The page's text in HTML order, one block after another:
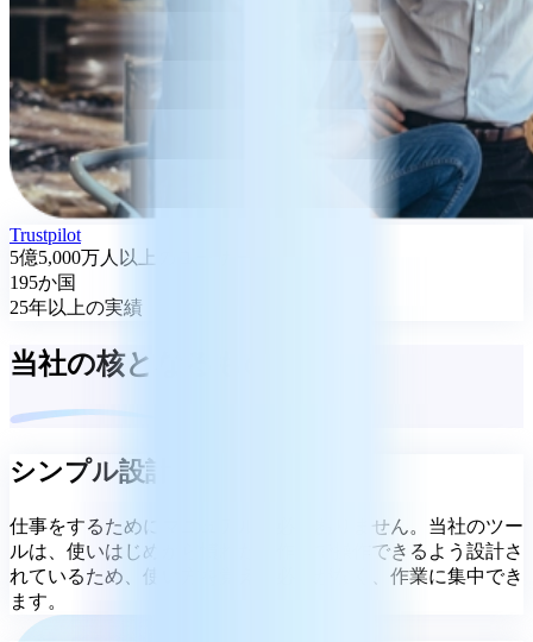
Trustpilot
5億5,000万人以上のユーザー
195か国
25年以上の実績
当社の核となるもの
シンプル設計
仕事をするためにマニュアルは必要ありません。当社のツー
ルは、使いはじめから慣れた操作感で操作できるよう設計さ
れているため、使い方を覚える必要がなく、作業に集中でき
ます。